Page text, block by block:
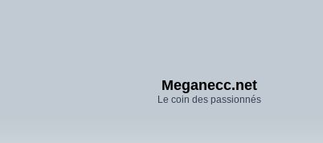
Meganecc.net
Le coin des passionnés